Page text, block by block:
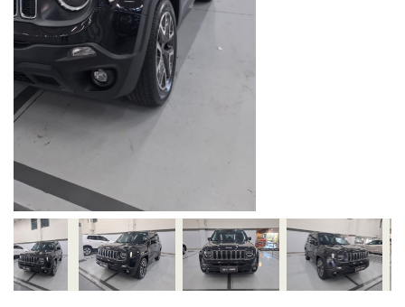
Câmbio
Automático
Cor
Preto
Final Da Placa
XXX8C38